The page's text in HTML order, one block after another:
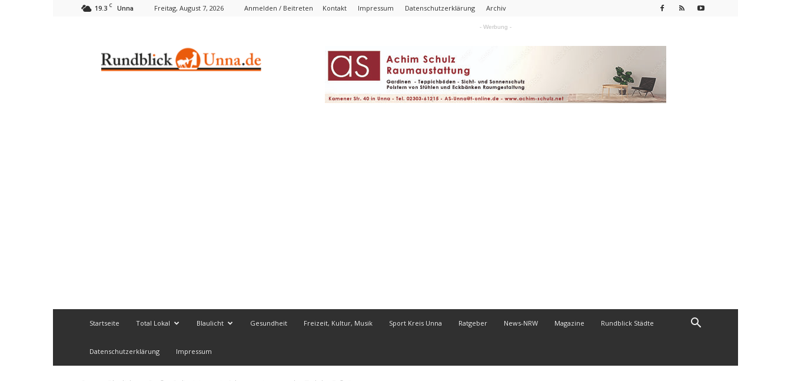
19.3 C Unna Freitag, August 7, 2026 Anmelden / Beitreten Kontakt Impressum Datenschutzerklärung Archiv
- Werbung -
Startseite Total Lokal Blaulicht Gesundheit Freizeit, Kultur, Musik Sport Kreis Unna Ratgeber News-NRW Magazine Rundblick Städte
Datenschutzerklärung Impressum